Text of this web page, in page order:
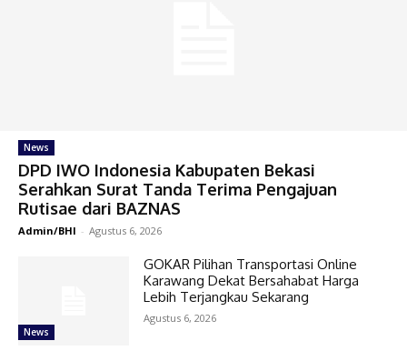
News
DPD IWO Indonesia Kabupaten Bekasi
Serahkan Surat Tanda Terima Pengajuan
Rutisae dari BAZNAS
Admin/BHI - Agustus 6, 2026
News
GOKAR Pilihan Transportasi Online
Karawang Dekat Bersahabat Harga
Lebih Terjangkau Sekarang
Agustus 6, 2026